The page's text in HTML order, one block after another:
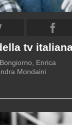
tv
Enrica
Mondaini